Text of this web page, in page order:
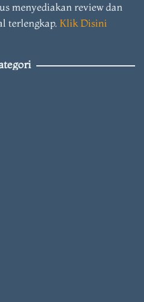
menyediakan review dan
terlengkap. Klik Disini